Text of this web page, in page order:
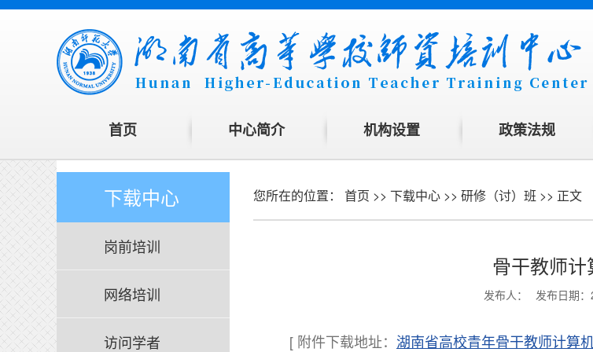
首页 中心简介 机构设置 政策法规
下载中心
岗前培训
网络培训
访问学者
您所在的位置： 首页 >> 下载中心 >> 研修（讨）班 >> 正文
骨干教师
发布人： 发布日期
[ 附件下载地址： 湖南省高校青年骨干教师计算